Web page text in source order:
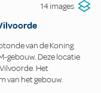
14 images
van de Koning
gebouw. Deze locatie
Het
van het gebouw.